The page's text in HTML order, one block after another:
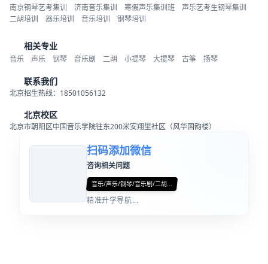
南京钢琴艺考集训
济南音乐集训 寒假声乐集训班
声乐艺考生钢琴集训
二胡培训
器乐培训 音乐培训 钢琴培训
相关专业
音乐 声乐 钢琴 音乐剧 二胡 小提琴 大提琴 古筝 扬琴
联系我们
北京招生热线：18501056132
北京校区
北京市朝阳区中国音乐学院往东200米安翔里社区（风华国韵楼）
扫码添加微信
咨询相关问题
音乐/声乐/钢琴/音乐剧/二胡...
精准升学导航...